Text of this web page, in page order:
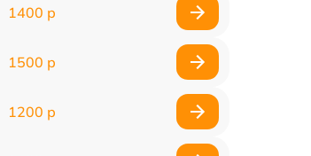
1400 р
1500 р
1200 р